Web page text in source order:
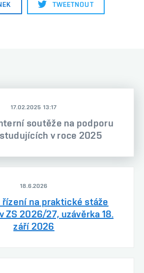
TWEETNOUT
17.02.2025 13:17
soutěže na podporu
v roce 2025
18.6.2026
řízení na praktické stáže
ZS 2026/27, uzávěrka 18.
září 2026